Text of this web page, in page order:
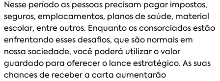
Nesse período as pessoas precisam pagar impostos,
seguros, emplacamentos, planos de saúde, material
escolar, entre outros. Enquanto os consorciados estão
enfrentando esses desafios, que são normais em
nossa sociedade, você poderá utilizar o valor
guardado para oferecer o lance estratégico. As suas
chances de receber a carta aumentarão